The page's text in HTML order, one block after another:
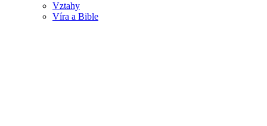
Vztahy
Víra a Bible